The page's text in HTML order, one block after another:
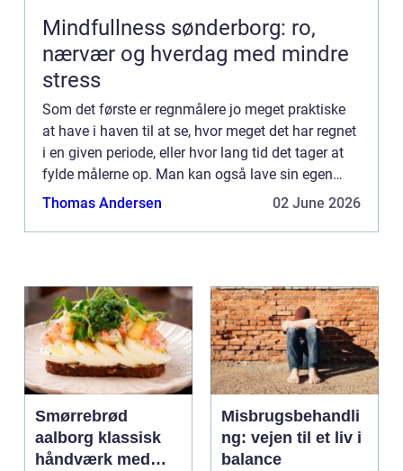
Mindfullness sønderborg: ro,
nærvær og hverdag med mindre
stress
Som det første er regnmålere jo meget praktiske
at have i haven til at se, hvor meget det har regnet
i en given periode, eller hvor lang tid det tager at
fylde målerne op. Man kan også lave sin egen
regnmåler, men hvis man skal være på den sikre
Thomas Andersen 02 June 2026
Smørrebrød
aalborg klassisk
håndværk med
Misbrugsbehandli
ng: vejen til et liv i
balance